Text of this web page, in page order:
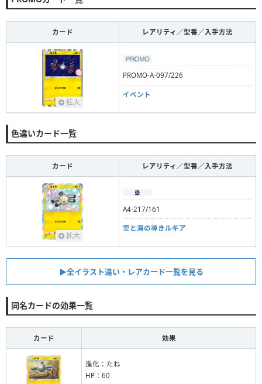
カード レアリティ／型番／入手方法
拡大
PROMO-A-097/226
イベント
色違いカード一覧
カード レアリティ／型番／入手方法
拡大
A4-217/161
空と海の導きルギア
▶︎全イラスト違い・レアカード一覧を見る
同名カードの効果一覧
カード 効果
進化：たね
HP：60